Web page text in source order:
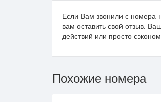
Если Вам звонили с номера
вам оставить свой отзыв.
действий или просто
Похожие номера